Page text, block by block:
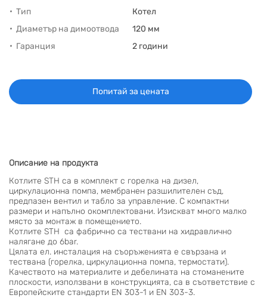
Тип
Котел
Диаметър на димоотвода
120 мм
Гаранция
2 години
Попитай за цената
Описание на продукта
Котлите STH са в комплект с горелка на дизел,
циркулационна помпа, мембранен разшилителен съд,
предпазен вентил и табло за управление. С компактни
размери и напълно окомплектовани. Изискват много малко
място за монтаж в помещението.
Котлите STH са фабрично са тествани на хидравлично
налягане до 6bar.
Цялата ел. инсталация на съоръженията е свързана и
тествана (горелка, циркулационна помпа, термостати).
Качеството на материалите и дебелината на стоманените
плоскости, използвани в конструкцията, са в съответствие с
Европейските стандарти EN 303-1 и EN 303-3.